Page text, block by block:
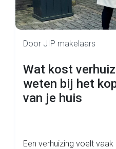
Door JIP makelaars
Wat kost
weten bij het
van je huis
Een verhuizing voelt